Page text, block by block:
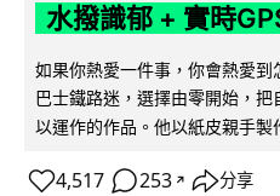
水撥識郁 + 實時
如果你熱愛一件事，你會熱愛
巴士鐵路迷，選擇由零開始，
以運作的作品。他以紙皮親手製
4,517 253 ↗ 分享